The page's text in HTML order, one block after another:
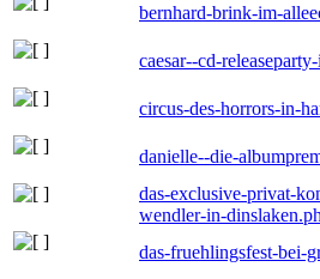
bernhard-brink-im-
caesar--cd-
circus-des-horrors-in-
danielle--die-
das-exclusive-privat-
wendler-in-
das-fruehlingsfest-bei-